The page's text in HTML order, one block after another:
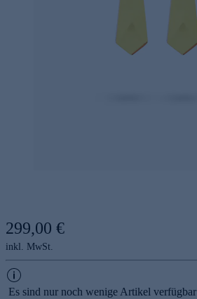
299,00 €
inkl. MwSt.
Es sind nur noch wenige Artikel verfügbar